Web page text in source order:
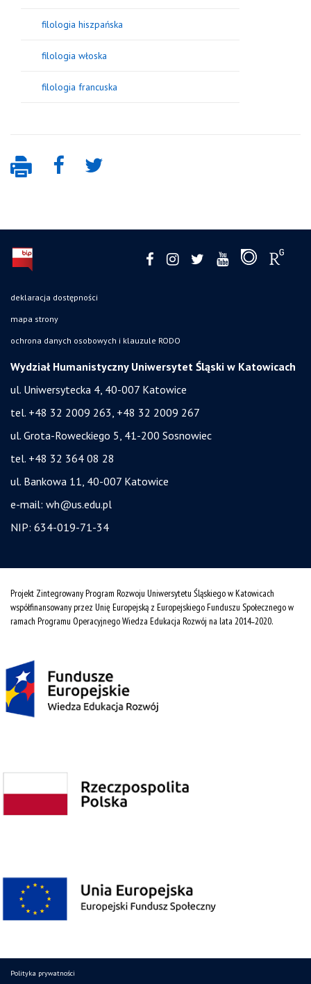
filologia hiszpańska
filologia włoska
filologia francuska
deklaracja dostępności
mapa strony
ochrona danych osobowych i klauzule RODO
Wydział Humanistyczny Uniwersytet Śląski w Katowicach
ul. Uniwersytecka 4, 40-007 Katowice
tel. +48 32 2009 263, +48 32 2009 267
ul. Grota-Roweckiego 5, 41-200 Sosnowiec
tel. +48 32 364 08 28
ul. Bankowa 11, 40-007 Katowice
e-mail: wh@us.edu.pl
NIP: 634-019-71-34
Projekt Zintegrowany Program Rozwoju Uniwersytetu Śląskiego w Katowicach
współfinansowany przez Unię Europejską z Europejskiego Funduszu Społecznego w
ramach Programu Operacyjnego Wiedza Edukacja Rozwój na lata 2014˗2020.
Polityka prywatności